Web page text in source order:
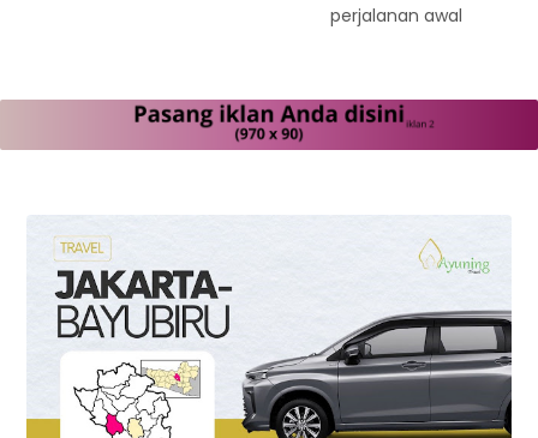
perjalanan awal